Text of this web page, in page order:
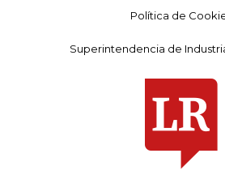
Política de
Superintendencia de